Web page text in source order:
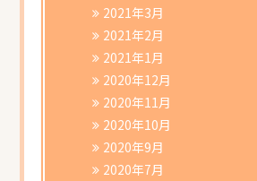
2021年3月
2021年2月
2021年1月
2020年12月
2020年11月
2020年10月
2020年9月
2020年7月